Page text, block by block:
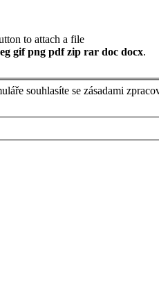
to attach a file
gif png pdf zip rar doc docx.
souhlasíte se zásadami